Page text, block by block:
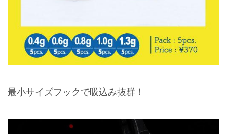
最小サイズフックで吸込み抜群！